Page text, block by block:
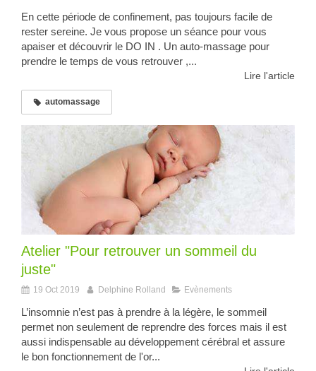
En cette période de confinement, pas toujours facile de
rester sereine. Je vous propose un séance pour vous
apaiser et découvrir le DO IN . Un auto-massage pour
prendre le temps de vous retrouver ,...
Lire l'article
automassage
Atelier "Pour retrouver un sommeil du
juste"
19 Oct 2019 Delphine Rolland Evènements
L’insomnie n’est pas à prendre à la légère, le sommeil
permet non seulement de reprendre des forces mais il est
aussi indispensable au développement cérébral et assure
le bon fonctionnement de l'or...